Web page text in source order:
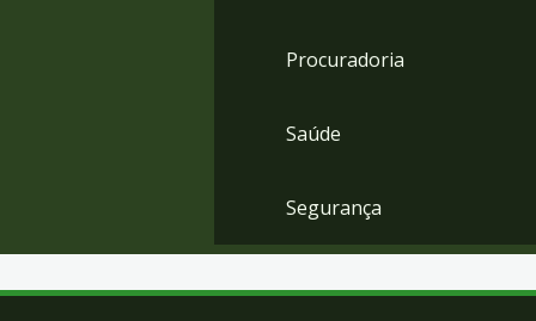
Procuradoria
Saúde
Segurança